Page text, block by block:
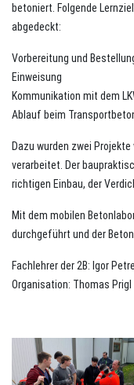
betoniert. Folgende
abgedeckt:
Vorbereitung und
Einweisung
Kommunikation mit dem
Ablauf beim
Dazu wurden zwei
verarbeitet. Der
richtigen Einbau, der
Mit dem mobilen
durchgeführt und der
Fachlehrer der 2B: Igor
Organisation: Thomas Prigl